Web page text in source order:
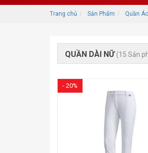
Trang chủ Sản Phẩm Quần
QUẦN DÀI NỮ(15 Sản
- 20%